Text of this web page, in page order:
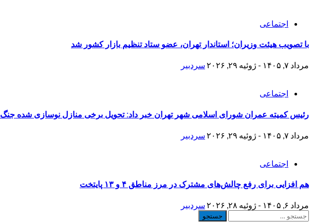
اجتماعی
با تصویب هیئت وزیران؛ استاندار تهران، عضو ستاد تنظیم بازار کشور شد
مرداد ۷, ۱۴۰۵ - ژوئیه ۲۹, ۲۰۲۶ سردبیر
اجتماعی
رئیس کمیته عمران شورای اسلامی شهر تهران خبر داد: تحویل برخی منازل نوسازی شده جنگ ۱۲ روزه در تهران تا پایان سال
مرداد ۷, ۱۴۰۵ - ژوئیه ۲۹, ۲۰۲۶ سردبیر
اجتماعی
هم افزایی برای رفع چالش‌های مشترک در مرز مناطق ۴ و ۱۳ پایتخت
مرداد ۶, ۱۴۰۵ - ژوئیه ۲۸, ۲۰۲۶
سردبیر
جستجو